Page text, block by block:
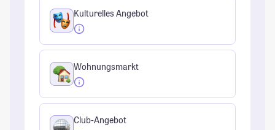
Kulturelles Angebot
Wohnungsmarkt
Club-Angebot